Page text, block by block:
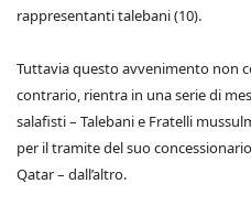
rappresentanti talebani (10).
Tuttavia questo avvenimento non
contrario, rientra in una serie di
salafisti – Talebani e Fratelli
per il tramite del suo
Qatar – dall’altro.